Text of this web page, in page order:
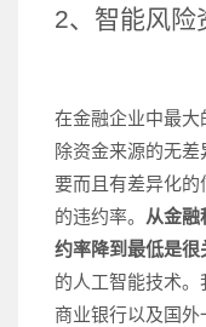
2、智能风险
在金融企业中最
除资金来源的无
要而且有差异化
的违约率。 从金融
约率降到最低是很
的人工智能技术
商业银行以及国